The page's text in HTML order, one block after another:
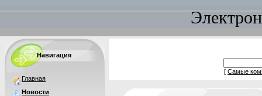
Навигация
Главная
Новости
[ Самые